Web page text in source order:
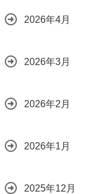
2026年4月
2026年3月
2026年2月
2026年1月
2025年12月